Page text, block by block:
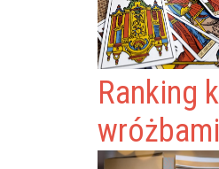
Ranking
wróżbami